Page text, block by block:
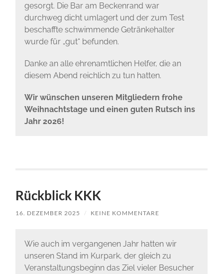
gesorgt. Die Bar am Beckenrand war
durchweg dicht umlagert und der zum Test
beschaffte schwimmende Getränkehalter
wurde für „gut“ befunden.
Danke an alle ehrenamtlichen Helfer, die an
diesem Abend reichlich zu tun hatten.
Wir wünschen unseren Mitgliedern frohe
Weihnachtstage und einen guten Rutsch ins
Jahr 2026!
Rückblick KKK
16. DEZEMBER 2025 / KEINE KOMMENTARE
Wie auch im vergangenen Jahr hatten wir
unseren Stand im Kurpark, der gleich zu
Veranstaltungsbeginn das Ziel vieler Besucher